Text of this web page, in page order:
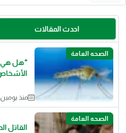
احدث المقالات
الصحه العامة
"هل هي
منذ يومين
الصحه العامة
القاتل